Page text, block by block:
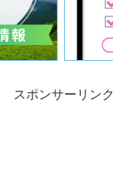
スポンサーリンク